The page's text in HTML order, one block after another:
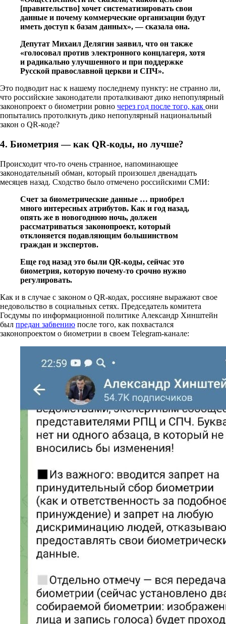
[правительство] хочет систематизировать свои
данные и почему коммерческие организации будут
иметь доступ к базам данных», — сказала она.
Депутат Михаил Делягин заявил, что он также
«голосовал против электронного концлагеря, хотя
и радикально улучшенного и при поддержке
Русской православной церкви и СПЧ».
Это подводит нас к нашему последнему пункту: не странно ли,
что российские законодатели проталкивают дико непопулярный
законопроект о биометрии ровно через год после того, как они
попытались протолкнуть дико непопулярный национальный
закон о QR-коде?
4. Биометрия — как QR-коды, но лучше?
Происходит что-то очень странное, напоминающее
законодательный обман, который произошел двенадцать
месяцев назад. Сходство было отмечено российскими СМИ:
Счет за биометрические данные … приобрел
много интересных атрибутов. Как и год назад,
опять же в новогоднюю ночь, должен
рассматриваться законопроект, который
отклоняется подавляющим большинством
граждан и экспертов.
Еще год назад это были QR-коды, сейчас это
биометрия, которую почему-то срочно нужно
регулировать.
Как и в случае с законом о QR-кодах, россияне выражают свое
недовольство в социальных сетях. Председатель комитета
Госдумы по информационной политике Александр Хинштейн
был предан забвению после того, как похвастался
законопроектом о биометрии в своем Telegram-канале: